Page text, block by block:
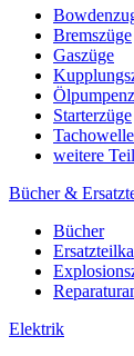
Bremszüge
Gaszüge
Starterzüge
weitere
Bücher &
Bücher
Elektrik